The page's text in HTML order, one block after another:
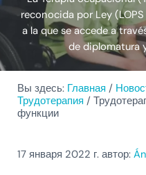
reconocida por Ley
a la que se accede a
de diplomatura
Вы здесь: Главная /
Трудотерапия /
функции
17 января 2022 г. автор: